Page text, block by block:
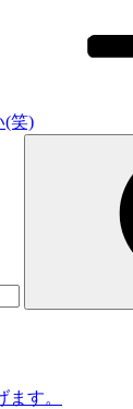
(笑)
す。